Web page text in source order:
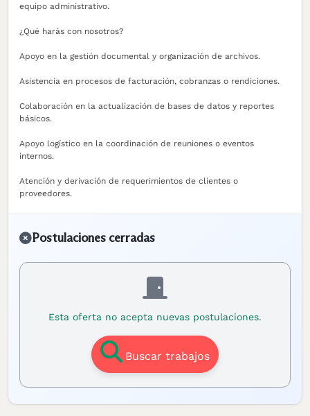
equipo administrativo.
¿Qué harás con nosotros?
Apoyo en la gestión documental y organización de archivos.
Asistencia en procesos de facturación, cobranzas o rendiciones.
Colaboración en la actualización de bases de datos y reportes
básicos.
Apoyo logístico en la coordinación de reuniones o eventos
internos.
Atención y derivación de requerimientos de clientes o
proveedores.
Postulaciones cerradas
Esta oferta no acepta nuevas postulaciones.
Buscar trabajos